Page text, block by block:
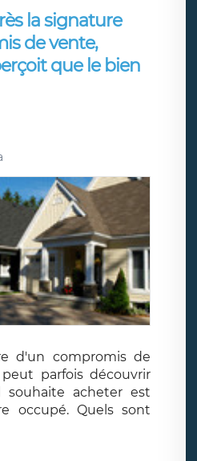
la signature
de vente,
que le bien
d'un compromis de
parfois découvrir
acheter est
occupé. Quels sont